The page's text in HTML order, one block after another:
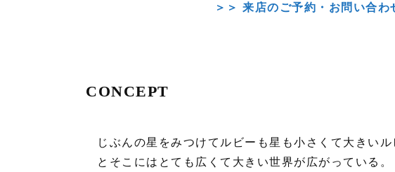
＞＞ 来店のご予約・お問い合わ
CONCEPT
じぶんの星をみつけてルビーも星も小さくて大きい
とそこにはとても広くて大きい世界が広がっている。